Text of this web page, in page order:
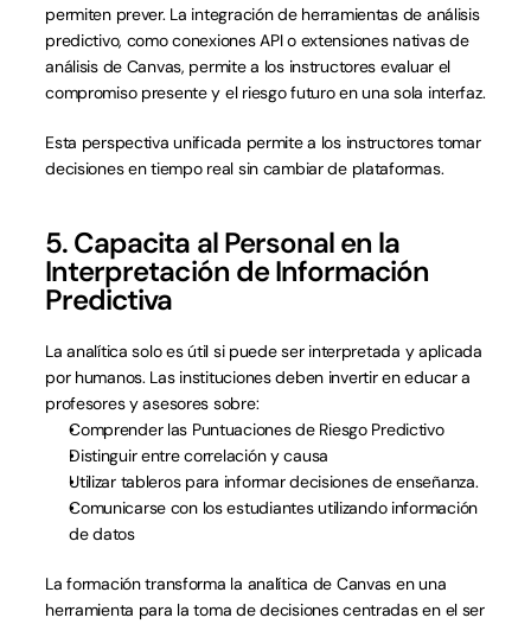
permiten prever. La integración de herramientas de análisis
predictivo, como conexiones API o extensiones nativas de
análisis de Canvas, permite a los instructores evaluar el
compromiso presente y el riesgo futuro en una sola interfaz.
Esta perspectiva unificada permite a los instructores tomar
decisiones en tiempo real sin cambiar de plataformas.
5. Capacita al Personal en la
Interpretación de Información
Predictiva
La analítica solo es útil si puede ser interpretada y aplicada
por humanos. Las instituciones deben invertir en educar a
profesores y asesores sobre:
Comprender las Puntuaciones de Riesgo Predictivo
Distinguir entre correlación y causa
Utilizar tableros para informar decisiones de enseñanza.
Comunicarse con los estudiantes utilizando información
de datos
La formación transforma la analítica de Canvas en una
herramienta para la toma de decisiones centradas en el ser